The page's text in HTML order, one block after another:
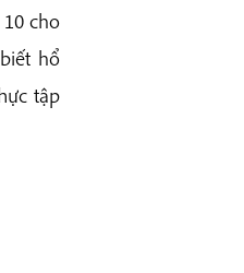
cho
hổ
tập